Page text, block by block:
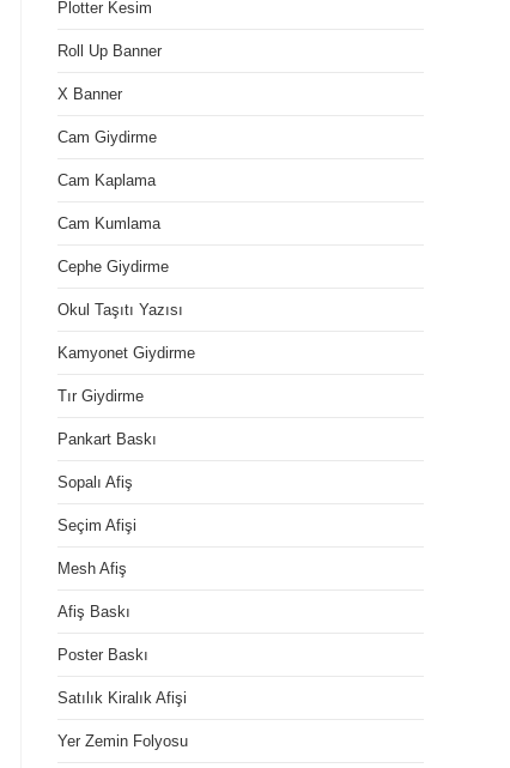
Plotter Kesim
Roll Up Banner
X Banner
Cam Giydirme
Cam Kaplama
Cam Kumlama
Cephe Giydirme
Okul Taşıtı Yazısı
Kamyonet Giydirme
Tır Giydirme
Pankart Baskı
Sopalı Afiş
Seçim Afişi
Mesh Afiş
Afiş Baskı
Poster Baskı
Satılık Kiralık Afişi
Yer Zemin Folyosu